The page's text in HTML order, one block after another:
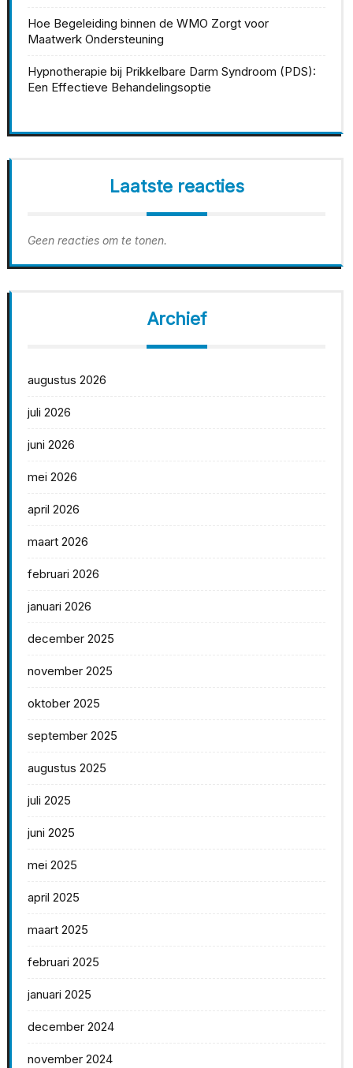
Hoe Begeleiding binnen de WMO Zorgt voor
Maatwerk Ondersteuning
Hypnotherapie bij Prikkelbare Darm Syndroom (PDS):
Een Effectieve Behandelingsoptie
Laatste reacties
Geen reacties om te tonen.
Archief
augustus 2026
juli 2026
juni 2026
mei 2026
april 2026
maart 2026
februari 2026
januari 2026
december 2025
november 2025
oktober 2025
september 2025
augustus 2025
juli 2025
juni 2025
mei 2025
april 2025
maart 2025
februari 2025
januari 2025
december 2024
november 2024